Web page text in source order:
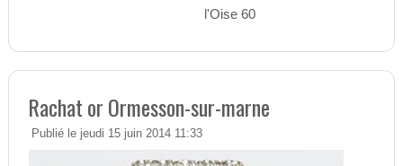
l'Oise 60
Rachat or Ormesson-sur-marne
Publié le jeudi 15 juin 2014 11:33